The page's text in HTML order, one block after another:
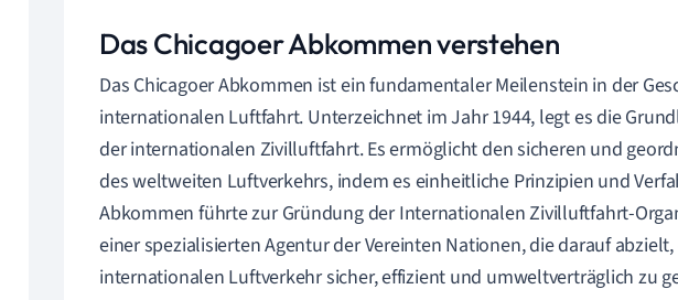
Das Chicagoer Abkommen verstehen
Das Chicagoer Abkommen ist ein fundamentaler Meilenstein in der
internationalen Luftfahrt. Unterzeichnet im Jahr 1944, legt es die
der internationalen Zivilluftfahrt. Es ermöglicht den sicheren und
des weltweiten Luftverkehrs, indem es einheitliche Prinzipien und
Abkommen führte zur Gründung der Internationalen Zivilluftfahrt-
einer spezialisierten Agentur der Vereinten Nationen, die darauf abzielt,
internationalen Luftverkehr sicher, effizient und umweltverträglich zu